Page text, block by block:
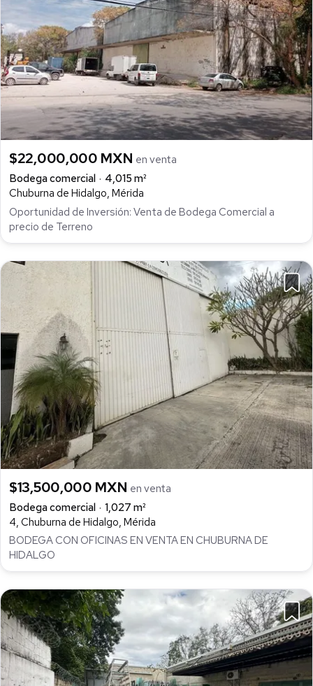
$22,000,000 MXN en venta
Bodega comercial
4,015 m²
Chuburna de Hidalgo, Mérida
Oportunidad de Inversión: Venta de Bodega Comercial a
precio de Terreno
$13,500,000 MXN en venta
Bodega comercial
1,027 m²
4, Chuburna de Hidalgo, Mérida
BODEGA CON OFICINAS EN VENTA EN CHUBURNA DE
HIDALGO